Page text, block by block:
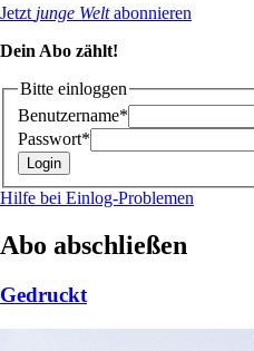
Jetzt junge Weltabonnieren
Dein Abo zählt!
Bitte einloggen
Benutzername*
Passwort*
Hilfe bei Einlog-Problemen
Abo abschließen
Gedruckt